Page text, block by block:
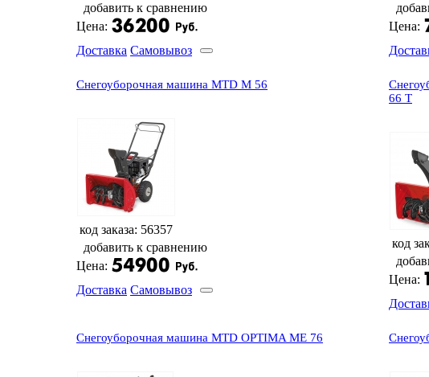
добавить к сравнению
Цена:
Доставка Самовывоз
Цена:
Снегоуборочная машина MTD M 56
код заказа: 56357
добавить к сравнению
Цена:
Доставка Самовывоз
66 T
код
Цена:
Снегоуборочная машина MTD OPTIMA ME 76